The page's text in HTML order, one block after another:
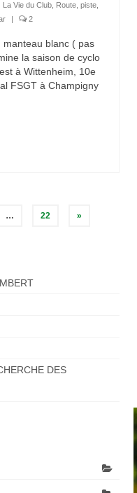
La Vie du Club
Route, piste,
2
manteau blanc ( pas
la saison de cyclo
à Wittenheim, 10e
FSGT à Champigny
… 22 »
DES